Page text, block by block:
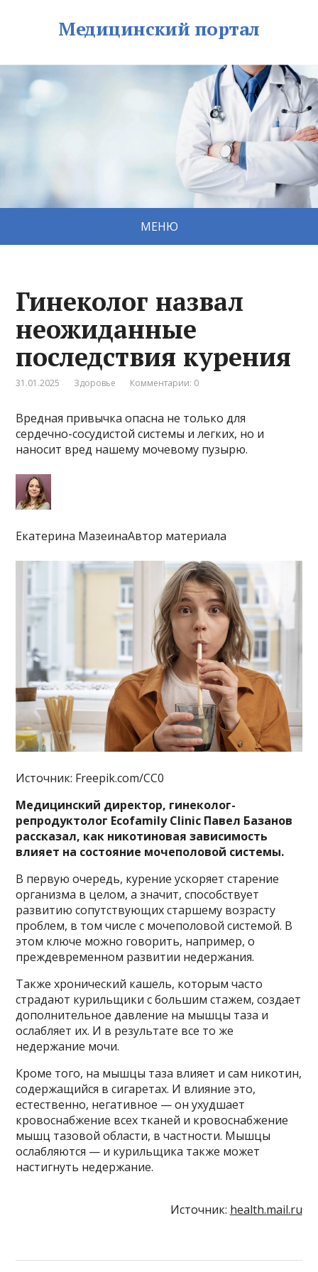
Медицинский портал
МЕНЮ
Гинеколог назвал
неожиданные
последствия курения
31.01.2025 Здоровье Комментарии: 0
Вредная привычка опасна не только для
сердечно-сосудистой системы и легких, но и
наносит вред нашему мочевому пузырю.
Екатерина МазеинаАвтор материала
Источник: Freepik.com/CC0
Медицинский директор, гинеколог-
репродуктолог Ecofamily Clinic Павел Базанов
рассказал, как никотиновая зависимость
влияет на состояние мочеполовой системы.
В первую очередь, курение ускоряет старение
организма в целом, а значит, способствует
развитию сопутствующих старшему возрасту
проблем, в том числе с мочеполовой системой. В
этом ключе можно говорить, например, о
преждевременном развитии недержания.
Также хронический кашель, которым часто
страдают курильщики с большим стажем, создает
дополнительное давление на мышцы таза и
ослабляет их. И в результате все то же
недержание мочи.
Кроме того, на мышцы таза влияет и сам никотин,
содержащийся в сигаретах. И влияние это,
естественно, негативное — он ухудшает
кровоснабжение всех тканей и кровоснабжение
мышц тазовой области, в частности. Мышцы
ослабляются — и курильщика также может
настигнуть недержание.
Источник: health.mail.ru